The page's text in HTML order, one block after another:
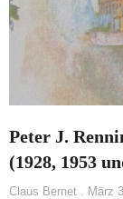
Peter J.
(1928, 1953
Claus Bernet März